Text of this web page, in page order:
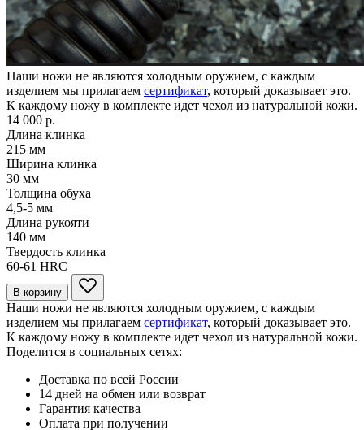
Наши ножи не являются холодным оружием, с каждым
изделием мы прилагаем сертификат, который доказывает это.
К каждому ножу в комплекте идет чехол из натуральной кожи.
14 000 р.
Длина клинка
215 мм
Ширина клинка
30 мм
Толщина обуха
4,5-5 мм
Длина рукояти
140 мм
Твердость клинка
60-61 HRC
В корзину
Наши ножи не являются холодным оружием, с каждым
изделием мы прилагаем сертификат, который доказывает это.
К каждому ножу в комплекте идет чехол из натуральной кожи.
Поделится в социальных сетях:
Доставка по всей России
14 дней на обмен или возврат
Гарантия качества
Оплата при получении